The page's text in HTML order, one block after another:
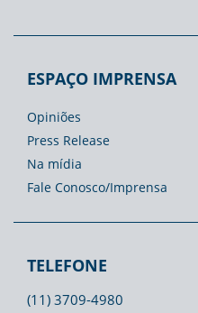
ESPAÇO IMPRENSA
Opiniões
Press Release
Na mídia
Fale Conosco/Imprensa
TELEFONE
(11) 3709-4980